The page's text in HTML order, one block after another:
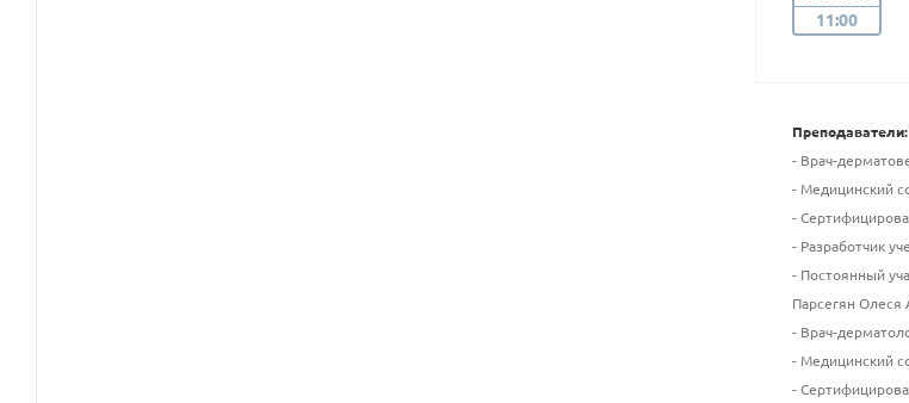
11:00
Преподаватели:
- Врач-
- Медицинский
-
- Разработчик
- Постоянный
Парсегян Олеся
- Врач-
- Медицинский
-